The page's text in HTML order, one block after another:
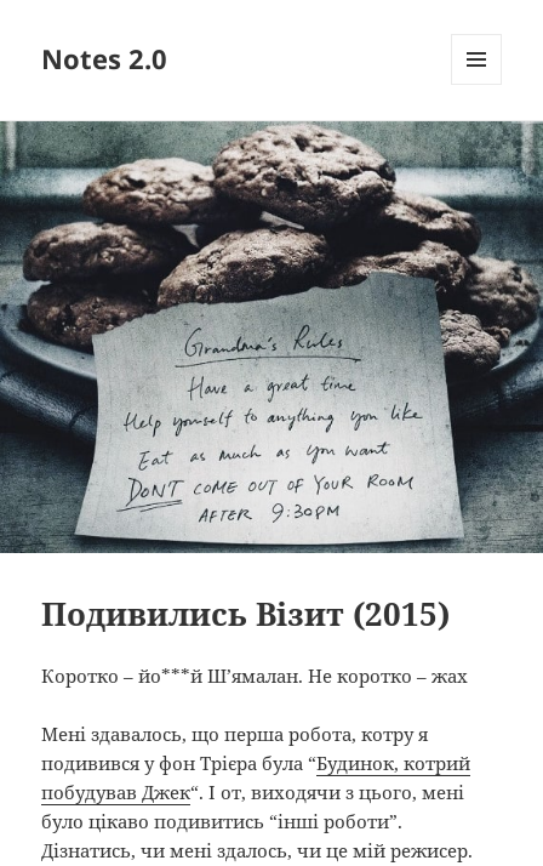
Notes 2.0
ВІДЖЕТИ
Подивились Візит (2015)
Коротко – йо***й Ш’ямалан. Не коротко – жах
Мені здавалось, що перша робота, котру я
подивився у фон Трієра була “Будинок, котрий
побудував Джек“. І от, виходячи з цього, мені
було цікаво подивитись “інші роботи”.
Дізнатись, чи мені здалось, чи це мій режисер.